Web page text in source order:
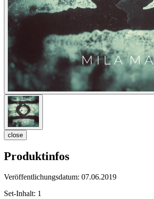
close
Produktinfos
Veröffentlichungsdatum: 07.06.2019
Set-Inhalt: 1